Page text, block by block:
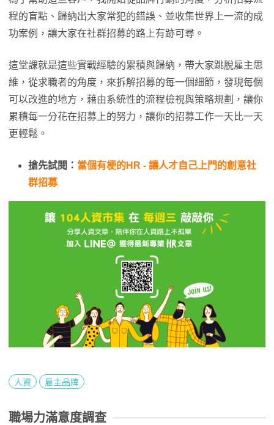
程的盲點、歸納出大家常犯的錯誤、並收集世界上一流的成
功案例，讓大家在社群招募的路上有跡可尋。
這堂課就是這些實戰經驗的累積與歸納，帶大家跳脫雇主思
維，從求職者的角度，來拆解招募的每一個細節，發現每個
可以改進的地方，藉由系統性的流程檢視與策略規劃，讓你
累積每一分花在招募上的努力，讓你的招募工作一天比一天
更輕鬆。
搶先試閱： 當個有梗的HR - 讓人才自己上門的創意社
群招募
人資 雇主品牌
職場力滿意度調查